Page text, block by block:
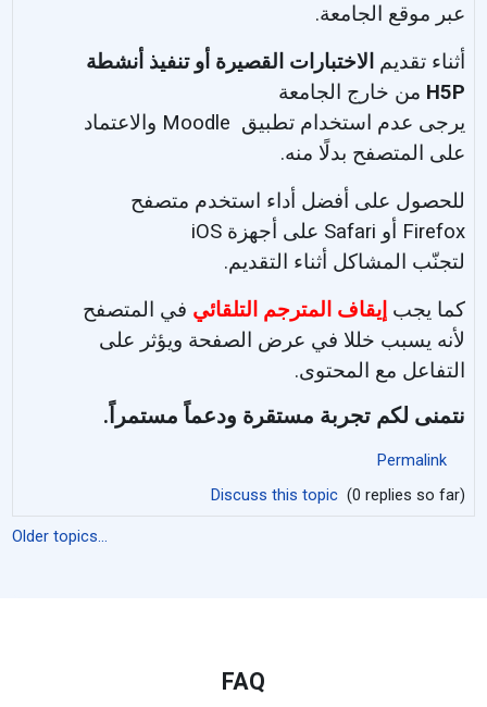
عبر موقع الجامعة.
أثناء تقديم الاختبارات القصيرة أو تنفيذ أنشطة
H5P من خارج الجامعة
يرجى عدم استخدام تطبيق Moodle والاعتماد
على المتصفح بدلًا منه.
للحصول على أفضل أداء استخدم متصفح
Firefox أو Safari على أجهزة iOS
لتجنّب المشاكل أثناء التقديم.
كما يجب إيقاف المترجم التلقائي في المتصفح
لأنه يسبب خللا في عرض الصفحة ويؤثر على
التفاعل مع المحتوى.
نتمنى لكم تجربة مستقرة ودعماً مستمراً.
Permalink
Discuss this topic (0 replies so far)
Older topics...
FAQ